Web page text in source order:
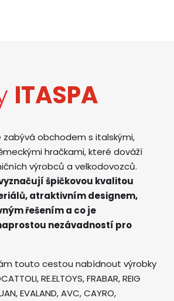
ITASPA
zabývá obchodem s italskými,
hračkami, které dováží
výrobců a velkodovozců.
špičkovou kvalitou
atraktivním designem,
řešením a co je
nezávadností pro
touto cestou nabídnout výrobky
RE.ELTOYS, FRABAR, REIG
EVALAND, AVC, CAYRO,